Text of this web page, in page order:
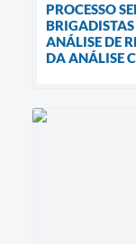
PROCESSO
ANÁLISE DE
DA ANÁLISE